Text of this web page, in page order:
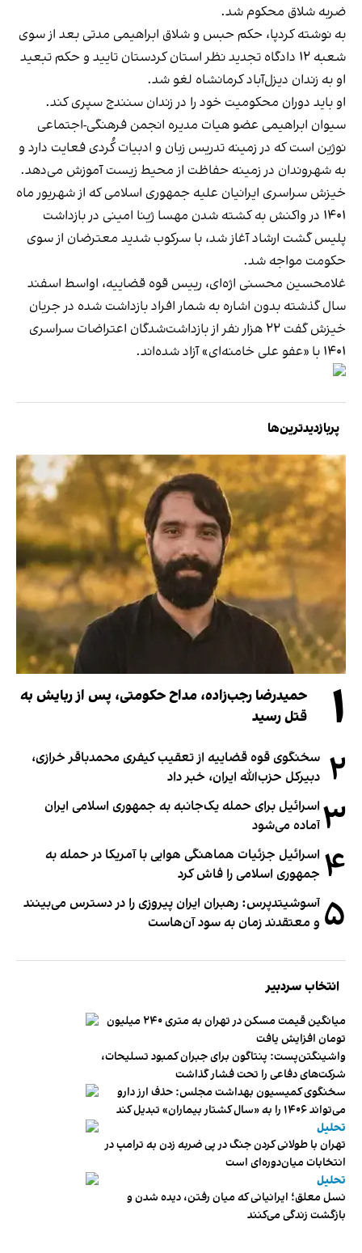
ضربه شلاق محکوم شد.
به نوشته کردپا، حکم حبس و شلاق ابراهیمی مدتی بعد از سوی
شعبه ۱۲ دادگاه تجدید نظر استان کردستان تایید و حکم تبعید
او به زندان دیزل‌آباد کرمانشاه لغو شد.
او باید دوران محکومیت خود را در زندان سنندج سپری کند.
سیوان ابراهیمی عضو هیات مدیره انجمن فرهنگی-اجتماعی
نوژین است که در زمینه تدریس زبان و ادبیات کُردی فعایت دارد و
به شهروندان در زمینه حفاظت از محیط زیست آموزش می‌دهد.
خیزش سراسری ایرانیان علیه جمهوری اسلامی که از شهریور ماه
۱۴۰۱ در واکنش به کشته شدن مهسا ژینا امینی در بازداشت
پلیس گشت ارشاد آغاز شد، با سرکوب شدید معترضان از سوی
حکومت مواجه شد.
غلامحسین محسنی اژه‌ای، رییس قوه قضاییه، اواسط اسفند
سال گذشته بدون اشاره به شمار افراد بازداشت شده در جریان
خیزش گفت ۲۲ هزار نفر از بازداشت‌شدگان اعتراضات سراسری
۱۴۰۱ با «عفو علی خامنه‌ای» آزاد شده‌اند.
پربازدیدترین‌ها
۱
حمیدرضا رجب‌زاده، مداح حکومتی، پس از ربایش به
قتل رسید
۲ سخنگوی قوه قضاییه از تعقیب کیفری محمدباقر خرازی،
دبیر‌کل حزب‌الله ایران، خبر داد
۳ اسرائیل برای حمله یک‌جانبه به جمهوری اسلامی ایران
آماده می‌شود
۴ اسرائیل جزئیات هماهنگی هوایی با آمریکا در حمله به
جمهوری اسلامی را فاش کرد
۵ آسوشیتدپرس: رهبران ایران پیروزی را در دسترس می‌بینند
و معتقدند زمان به سود آن‌هاست
انتخاب سردبیر
میانگین قیمت مسکن در تهران به متری ۲۴۰ میلیون
تومان افزایش یافت
واشینگتن‌پست: پنتاگون برای جبران کمبود تسلیحات،
شرکت‌های دفاعی را تحت فشار گذاشت
سخنگوی کمیسیون بهداشت مجلس: حذف ارز دارو
می‌تواند ۱۴۰۶ را به «سال کشتار بیماران» تبدیل کند
تحلیل
تهران با طولانی کردن جنگ در پی ضربه زدن به ترامپ در
انتخابات میان‌دوره‌ای است
تحلیل
نسل معلق؛ ایرانیانی که میان رفتن، دیده شدن و
بازگشت زندگی می‌کنند